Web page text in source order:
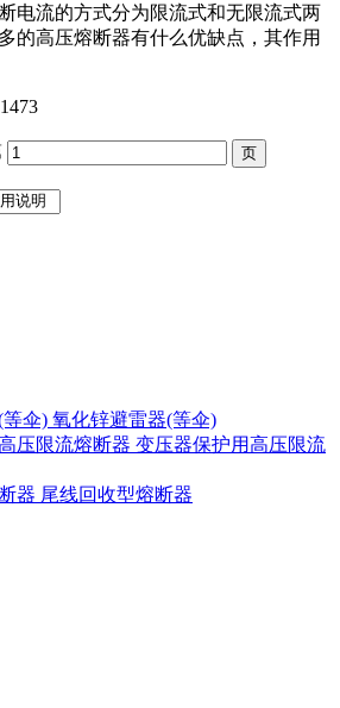
电流的方式分为限流式和无限流式两
的高压熔断器有什么优缺点，其作用
1473
氧化锌避雷器(等伞)
变压器保护用高压限流
尾线回收型熔断器